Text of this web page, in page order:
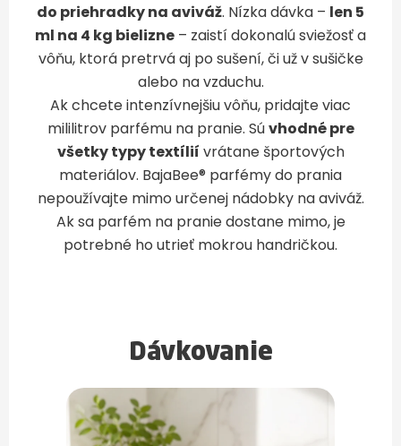
do priehradky na aviváž. Nízka dávka – len 5
ml na 4 kg bielizne – zaistí dokonalú sviežosť a
vôňu, ktorá pretrvá aj po sušení, či už v sušičke
alebo na vzduchu.
Ak chcete intenzívnejšiu vôňu, pridajte viac
mililitrov parfému na pranie. Súvhodné pre
všetky typy textílií vrátane športových
materiálov. BajaBee® parfémy do prania
nepoužívajte mimo určenej nádobky na aviváž.
Ak sa parfém na pranie dostane mimo, je
potrebné ho utrieť mokrou handričkou.
Dávkovanie